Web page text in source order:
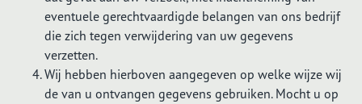
eventuele gerechtvaardigde belangen van ons bedrijf
die zich tegen verwijdering van uw gegevens
verzetten.
Wij hebben hierboven aangegeven op welke wijze wij
de van u ontvangen gegevens gebruiken. Mocht u op